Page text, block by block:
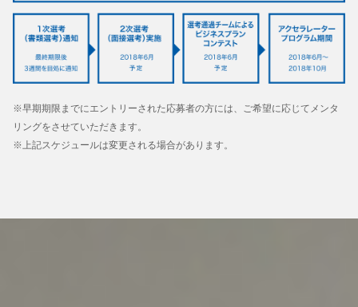
※早期期限までにエントリーされた応募者の方には、ご希望に応じてメンタ
リングをさせていただきます。
※上記スケジュールは変更される場合があります。